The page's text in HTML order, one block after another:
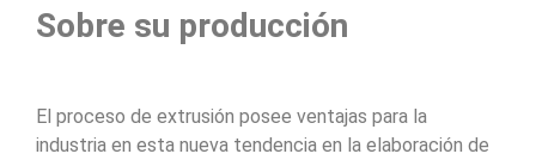
Sobre su producción
El proceso de extrusión posee ventajas para la
industria en esta nueva tendencia en la elaboración de